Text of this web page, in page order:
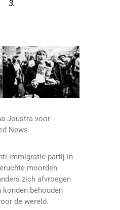
3.
Joustra voor
News
immigratie partij in
moorden
zich afvroegen
behouden
de wereld.